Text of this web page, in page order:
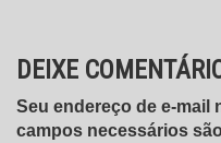
DEIXE
Seu endereço de e-mail
campos necessários